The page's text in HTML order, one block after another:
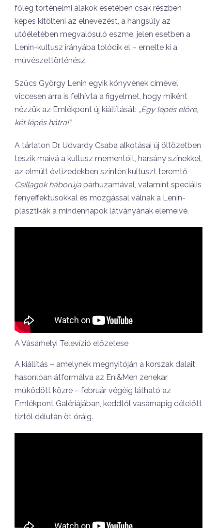
főleg történelmi alakok esetében csak részben
képes kitölteni az elnevezést, a hangsúly az
utóéletében megvalósuló eszme, jelen esetben a
Lenin-kultusz irányába tolódik el – emelte ki a
művészettörténész.
Szűcs György Lenin egyik könyvének címével
viccesen arra is felhívta a figyelmet, hogy miként
nézzük az Emlékpont új kiállítását: „Egy lépés előre,
két lépés hátra!”
A tárlaton Dr. Udvardy Csaba alkotásai új öltözetben
teszik maivá a kultusz mementóit, harsány színekkel,
az elmúlt évtizedekben szintén kultuszt teremtő
Csillagok háborúja párhuzamával, valamint speciális
fényeffektusokkal és mozgással válnak a Lenin-
plasztikák a mindennapok látványának elemeivé.
A Vásárhelyi Televízió előzetese
A kiállítás – amelynek megnyitóján a korszak dalait
hasonlóan átformálva az Eni&Men zenekar
működött közre – február végéig látható az
Emlékpont Galériájában, keddtől vasárnapig délelőtt
tíztől délután öt óráig.